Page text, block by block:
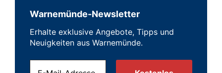
Warnemünde-Newsletter
Erhalte exklusive Angebote, Tipps und
Neuigkeiten aus Warnemünde.